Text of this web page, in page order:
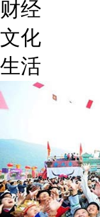
财经
文化
生活